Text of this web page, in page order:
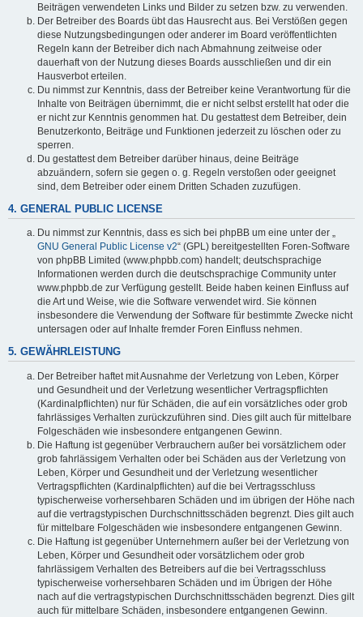
Beiträgen verwendeten Links und Bilder zu setzen bzw. zu verwenden.
Der Betreiber des Boards übt das Hausrecht aus. Bei Verstößen gegen
diese Nutzungsbedingungen oder anderer im Board veröffentlichten
Regeln kann der Betreiber dich nach Abmahnung zeitweise oder
dauerhaft von der Nutzung dieses Boards ausschließen und dir ein
Hausverbot erteilen.
Du nimmst zur Kenntnis, dass der Betreiber keine Verantwortung für die
Inhalte von Beiträgen übernimmt, die er nicht selbst erstellt hat oder die
er nicht zur Kenntnis genommen hat. Du gestattest dem Betreiber, dein
Benutzerkonto, Beiträge und Funktionen jederzeit zu löschen oder zu
sperren.
Du gestattest dem Betreiber darüber hinaus, deine Beiträge
abzuändern, sofern sie gegen o. g. Regeln verstoßen oder geeignet
sind, dem Betreiber oder einem Dritten Schaden zuzufügen.
4. GENERAL PUBLIC LICENSE
Du nimmst zur Kenntnis, dass es sich bei phpBB um eine unter der „
GNU General Public License v2“ (GPL) bereitgestellten Foren-Software
von phpBB Limited (www.phpbb.com) handelt; deutschsprachige
Informationen werden durch die deutschsprachige Community unter
www.phpbb.de zur Verfügung gestellt. Beide haben keinen Einfluss auf
die Art und Weise, wie die Software verwendet wird. Sie können
insbesondere die Verwendung der Software für bestimmte Zwecke nicht
untersagen oder auf Inhalte fremder Foren Einfluss nehmen.
5. GEWÄHRLEISTUNG
Der Betreiber haftet mit Ausnahme der Verletzung von Leben, Körper
und Gesundheit und der Verletzung wesentlicher Vertragspflichten
(Kardinalpflichten) nur für Schäden, die auf ein vorsätzliches oder grob
fahrlässiges Verhalten zurückzuführen sind. Dies gilt auch für mittelbare
Folgeschäden wie insbesondere entgangenen Gewinn.
Die Haftung ist gegenüber Verbrauchern außer bei vorsätzlichem oder
grob fahrlässigem Verhalten oder bei Schäden aus der Verletzung von
Leben, Körper und Gesundheit und der Verletzung wesentlicher
Vertragspflichten (Kardinalpflichten) auf die bei Vertragsschluss
typischerweise vorhersehbaren Schäden und im übrigen der Höhe nach
auf die vertragstypischen Durchschnittsschäden begrenzt. Dies gilt auch
für mittelbare Folgeschäden wie insbesondere entgangenen Gewinn.
Die Haftung ist gegenüber Unternehmern außer bei der Verletzung von
Leben, Körper und Gesundheit oder vorsätzlichem oder grob
fahrlässigem Verhalten des Betreibers auf die bei Vertragsschluss
typischerweise vorhersehbaren Schäden und im Übrigen der Höhe
nach auf die vertragstypischen Durchschnittsschäden begrenzt. Dies gilt
auch für mittelbare Schäden, insbesondere entgangenen Gewinn.